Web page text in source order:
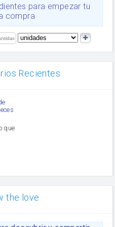
para empezar tu
compra
Recientes
que
y
the love